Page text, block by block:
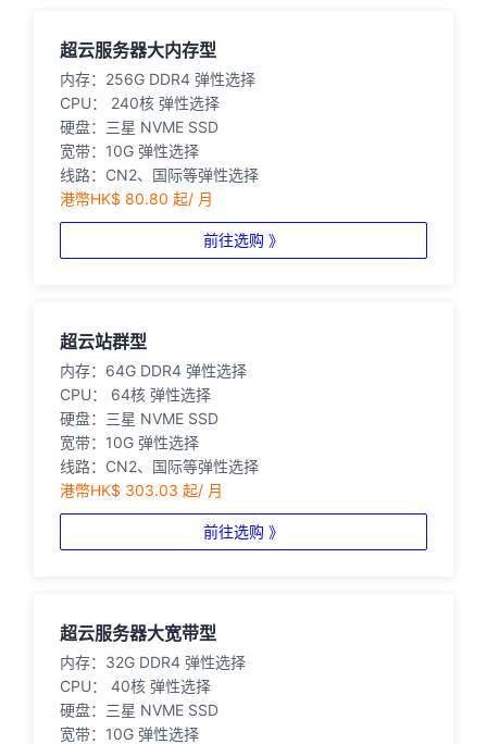
超云服务器大内存型
内存：256G DDR4 弹性选择
CPU： 240核 弹性选择
硬盘：三星 NVME SSD
宽带：10G 弹性选择
线路：CN2、国际等弹性选择
港幣HK$ 80.80 起/ 月
前往选购 》
超云站群型
内存：64G DDR4 弹性选择
CPU： 64核 弹性选择
硬盘：三星 NVME SSD
宽带：10G 弹性选择
线路：CN2、国际等弹性选择
港幣HK$ 303.03 起/ 月
前往选购 》
超云服务器大宽带型
内存：32G DDR4 弹性选择
CPU： 40核 弹性选择
硬盘：三星 NVME SSD
宽带：10G 弹性选择